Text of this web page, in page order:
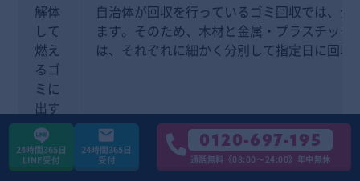
解体
して
燃え
るゴ
ミに
出す
自治体が回収を行っているゴミ回収では、
ます。そのため、木材と金属・プラスチッ
は、それぞれに細かく分別して指定日に回
粗大
ゴミ
処分したいクローゼットは粗大ゴミとして
のクローゼットの重量はかなり大きいので
24時間365日
LINE受付
24時間365日
受付
0120-697-195
通話無料《08:00〜24:00》年中無休